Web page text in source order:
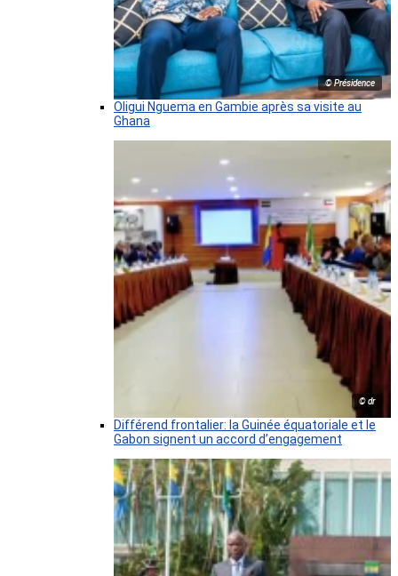
© Présidence
Oligui Nguema en Gambie après sa visite au
Ghana
© dr
Différend frontalier: la Guinée équatoriale et le
Gabon signent un accord d’engagement